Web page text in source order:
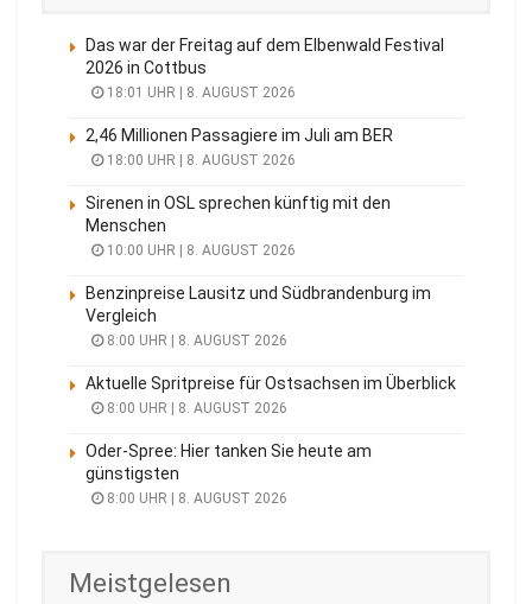
Das war der Freitag auf dem Elbenwald Festival
2026 in Cottbus
18:01 UHR | 8. AUGUST 2026
2,46 Millionen Passagiere im Juli am BER
18:00 UHR | 8. AUGUST 2026
Sirenen in OSL sprechen künftig mit den
Menschen
10:00 UHR | 8. AUGUST 2026
Benzinpreise Lausitz und Südbrandenburg im
Vergleich
8:00 UHR | 8. AUGUST 2026
Aktuelle Spritpreise für Ostsachsen im Überblick
8:00 UHR | 8. AUGUST 2026
Oder-Spree: Hier tanken Sie heute am
günstigsten
8:00 UHR | 8. AUGUST 2026
Meistgelesen